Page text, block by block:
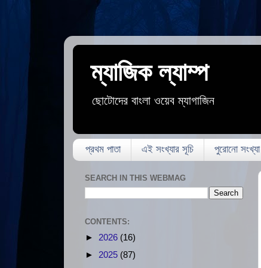
ম্যাজিক ল্যাম্প
ছোটোদের বাংলা ওয়েব ম্যাগাজিন
প্রথম পাতা এই সংখ্যার সূচি পুরোনো সংখ্যা
SEARCH IN THIS WEBMAG
CONTENTS:
► 2026 (16)
► 2025 (87)